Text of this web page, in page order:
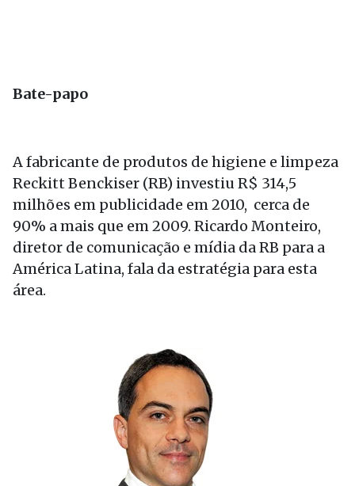
Bate-papo
A fabricante de produtos de higiene e limpeza
Reckitt Benckiser (RB) investiu R$ 314,5
milhões em publicidade em 2010, cerca de
90% a mais que em 2009. Ricardo Monteiro,
diretor de comunicação e mídia da RB para a
América Latina, fala da estratégia para esta
área.